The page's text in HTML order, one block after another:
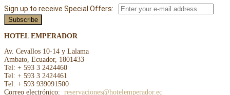
Sign up to receive Special Offers:
HOTEL EMPERADOR
Av. Cevallos 10-14 y Lalama
Ambato, Ecuador, 1801433
Tel: + 593 3 2424460
Tel: + 593 3 2424461
Tel: + 593 939091500
Correo electrónico: reservaciones@hotelemperador.ec